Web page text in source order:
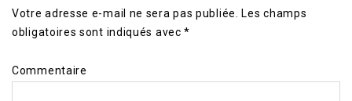
Votre adresse e-mail ne sera pas publiée.
Les champs
obligatoires sont indiqués avec*
Commentaire